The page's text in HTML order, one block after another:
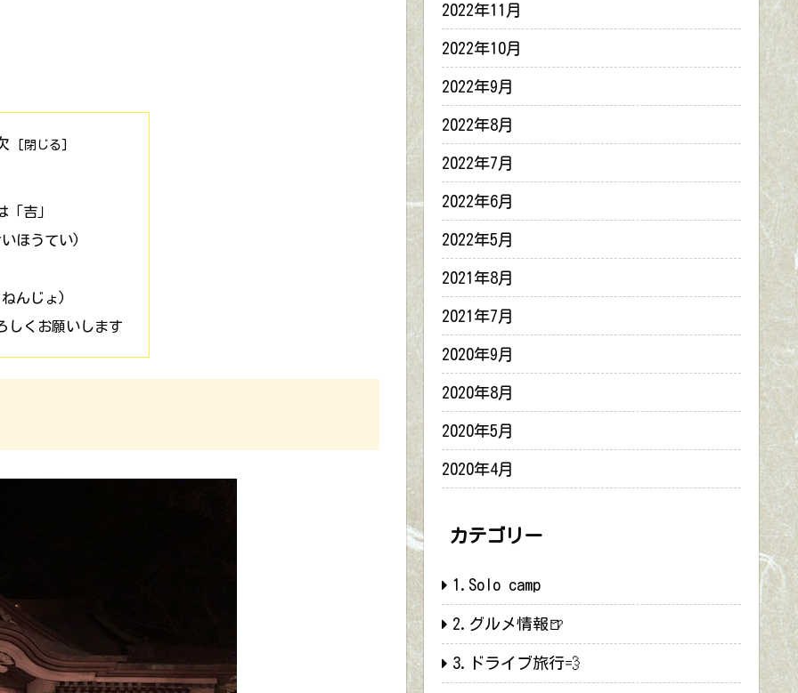
「吉」
ほうてい)
んじょ)
しくお願いします
2022年11月
2022年10月
2022年9月
2022年8月
2022年7月
2022年6月
2022年5月
2021年8月
2021年7月
2020年9月
2020年8月
2020年5月
2020年4月
カテゴリー
1.Solo camp
2.グルメ情報🍺
3.ドライブ旅行💨